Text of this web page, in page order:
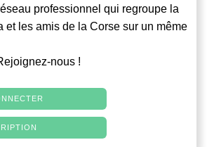
professionnel qui regroupe la
et les amis de la Corse sur un même
nous !